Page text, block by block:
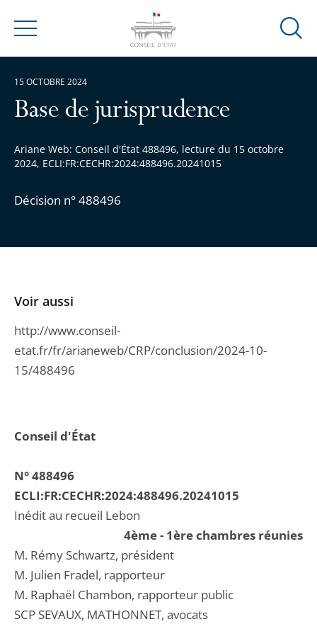
Menu
Ouvrir
Base de jurisprudence
Ariane Web: Conseil d'État 488496, lecture du 15 octobre
2024, ECLI:FR:CECHR:2024:488496.20241015
Décision n° 488496
15 OCTOBRE 2024
Conseil d'État
N° 488496
ECLI:FR:CECHR:2024:488496.20241015
Inédit au recueil Lebon
4ème - 1ère chambres réunies
M. Rémy Schwartz, président
M. Julien Fradel, rapporteur
M. Raphaël Chambon, rapporteur public
SCP SEVAUX, MATHONNET, avocats
Voir aussi
http://www.conseil-
etat.fr/fr/arianeweb/CRP/conclusion/2024-10-
15/488496